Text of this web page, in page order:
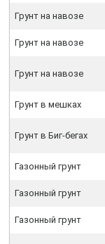
Грунт на навозе
Грунт на навозе
Грунт на навозе
Грунт в мешках
Грунт в Биг-бегах
Газонный грунт
Газонный грунт
Газонный грунт